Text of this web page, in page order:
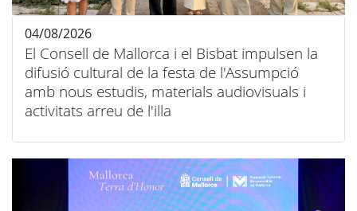
El Consell de Mallorca i el Bisbat impulsen la
difusió cultural de la festa de l'Assumpció
amb nous estudis, materials audiovisuals i
activitats arreu de l'illa
04/08/2026